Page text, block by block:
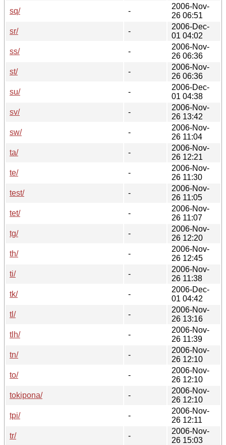
sq/
-
2006-Nov-
26 06:51
sr/
-
2006-Dec-
01 04:02
ss/
-
2006-Nov-
26 06:36
st/
-
2006-Nov-
26 06:36
su/
-
2006-Dec-
01 04:38
sv/
-
2006-Nov-
26 13:42
sw/
-
2006-Nov-
26 11:04
ta/
-
2006-Nov-
26 12:21
te/
-
2006-Nov-
26 11:30
test/
-
2006-Nov-
26 11:05
tet/
-
2006-Nov-
26 11:07
tg/
-
2006-Nov-
26 12:20
th/
-
2006-Nov-
26 12:45
ti/
-
2006-Nov-
26 11:38
tk/
-
2006-Dec-
01 04:42
tl/
-
2006-Nov-
26 13:16
tlh/
-
2006-Nov-
26 11:39
tn/
-
2006-Nov-
26 12:10
to/
-
2006-Nov-
26 12:10
tokipona/
-
2006-Nov-
26 12:10
tpi/
-
2006-Nov-
26 12:11
tr/
-
2006-Nov-
26 15:03